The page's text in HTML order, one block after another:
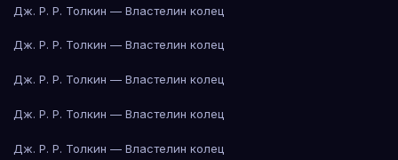
Дж. Р. Р. Толкин — Властелин колец
Дж. Р. Р. Толкин — Властелин колец
Дж. Р. Р. Толкин — Властелин колец
Дж. Р. Р. Толкин — Властелин колец
Дж. Р. Р. Толкин — Властелин колец